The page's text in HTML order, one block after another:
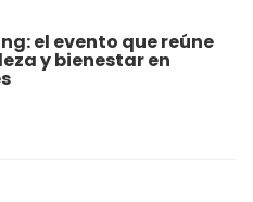
el evento que reúne
y bienestar en